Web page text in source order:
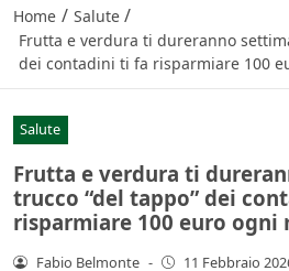
Home / Salute /
Frutta e verdura ti dureranno
dei contadini ti fa risparmiare 100
Salute
Frutta e verdura ti
trucco “del tappo” dei
risparmiare 100 euro ogni
Fabio Belmonte - 11 Febbraio